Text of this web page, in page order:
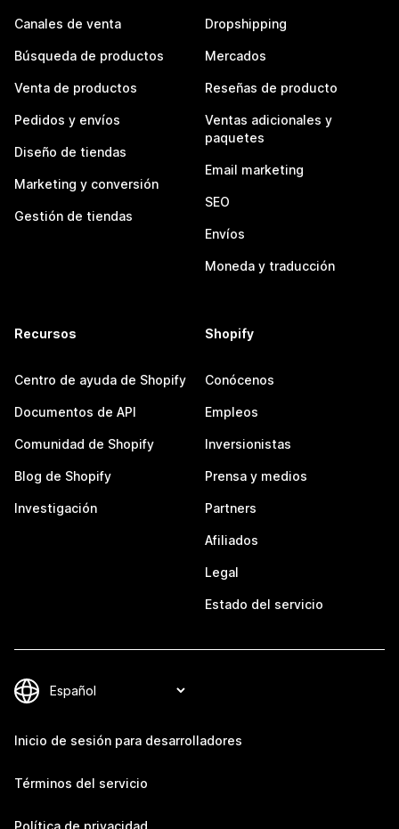
Canales de venta
Búsqueda de productos
Venta de productos
Pedidos y envíos
Diseño de tiendas
Marketing y conversión
Gestión de tiendas
Dropshipping
Mercados
Reseñas de producto
Ventas adicionales y
paquetes
Email marketing
SEO
Envíos
Moneda y traducción
Recursos
Centro de ayuda de Shopify
Documentos de API
Comunidad de Shopify
Blog de Shopify
Investigación
Shopify
Conócenos
Empleos
Inversionistas
Prensa y medios
Partners
Afiliados
Legal
Estado del servicio
Inicio de sesión para desarrolladores
Términos del servicio